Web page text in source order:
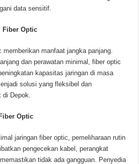
data sensitif.
Fiber Optic
memberikan manfaat jangka panjang.
dan perawatan minimal, fiber optic
kapasitas jaringan di masa
solusi yang fleksibel dan
di Depok.
Optic
jaringan fiber optic, pemeliharaan rutin
pengecekan kabel, perangkat
tidak ada gangguan. Penyedia